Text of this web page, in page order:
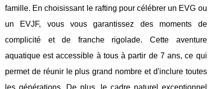
famille. En choisissant le rafting pour célébrer un EVG ou
un EVJF, vous vous garantissez des moments de
complicité et de franche rigolade. Cette aventure
aquatique est accessible à tous à partir de 7 ans, ce qui
permet de réunir le plus grand nombre et d'inclure toutes
les générations. De plus, le cadre naturel exceptionnel